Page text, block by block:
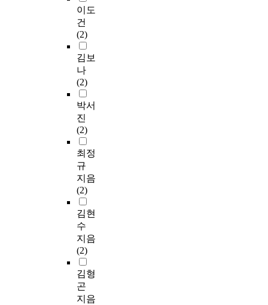
이도
건
(2)
김보
나
(2)
박서
진
(2)
최정
규
지음
(2)
김현
수
지음
(2)
김형
곤
지음